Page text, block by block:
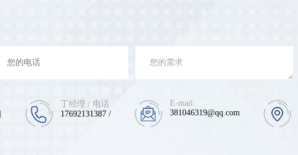
丁经理 / 电话
17692131387 /
E-mail
381046319@qq.com